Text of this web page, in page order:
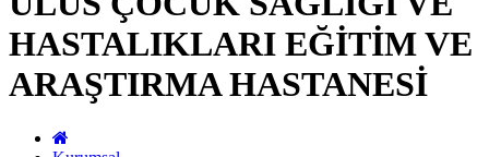
HASTALIKLARI EĞİTİM VE
ARAŞTIRMA HASTANESİ